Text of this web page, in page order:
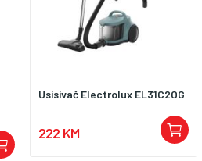
Usisivač Electrolux EL31C2OG
222 KM